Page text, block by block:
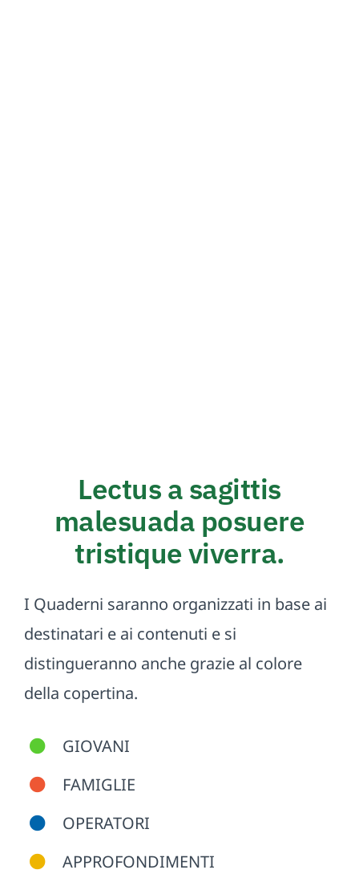
Lectus a sagittis
malesuada posuere
tristique viverra.
I Quaderni saranno organizzati in base ai
destinatari e ai contenuti e si
distingueranno anche grazie al colore
della copertina.
GIOVANI
FAMIGLIE
OPERATORI
APPROFONDIMENTI